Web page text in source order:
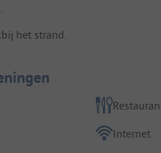
het strand.
Internet